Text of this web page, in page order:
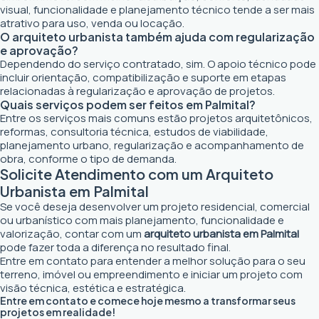
visual, funcionalidade e planejamento técnico tende a ser mais
atrativo para uso, venda ou locação.
O arquiteto urbanista também ajuda com regularização
e aprovação?
Dependendo do serviço contratado, sim. O apoio técnico pode
incluir orientação, compatibilização e suporte em etapas
relacionadas à regularização e aprovação de projetos.
Quais serviços podem ser feitos em Palmital?
Entre os serviços mais comuns estão projetos arquitetônicos,
reformas, consultoria técnica, estudos de viabilidade,
planejamento urbano, regularização e acompanhamento de
obra, conforme o tipo de demanda.
Solicite Atendimento com um Arquiteto
Urbanista em Palmital
Se você deseja desenvolver um projeto residencial, comercial
ou urbanístico com mais planejamento, funcionalidade e
valorização, contar com umarquiteto urbanista em Palmital
pode fazer toda a diferença no resultado final.
Entre em contato para entender a melhor solução para o seu
terreno, imóvel ou empreendimento e iniciar um projeto com
visão técnica, estética e estratégica.
Entre em contato e comece hoje mesmo a transformar seus
projetos em realidade!